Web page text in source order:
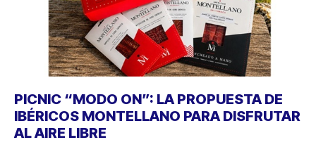
PICNIC “MODO ON”: LA PROPUESTA DE
IBÉRICOS MONTELLANO PARA DISFRUTAR
AL AIRE LIBRE